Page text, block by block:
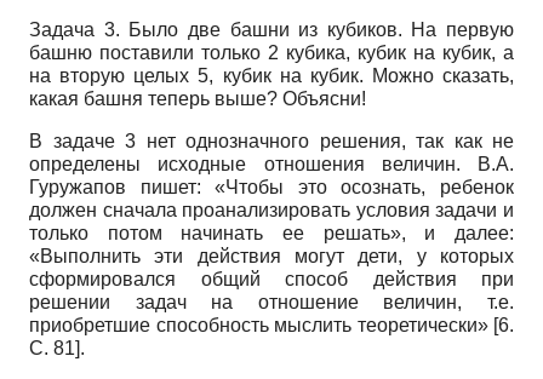
Задача 3. Было две башни из кубиков. На первую
башню поставили только 2 кубика, кубик на кубик, а
на вторую целых 5, кубик на кубик. Можно сказать,
какая башня теперь выше? Объясни!
В задаче 3 нет однозначного решения, так как не
определены исходные отношения величин. В.А.
Гуружапов пишет: «Чтобы это осознать, ребенок
должен сначала проанализировать условия задачи и
только потом начинать ее решать», и далее:
«Выполнить эти действия могут дети, у которых
сформировался общий способ действия при
решении задач на отношение величин, т.е.
приобретшие способность мыслить теоретически» [6.
C. 81].